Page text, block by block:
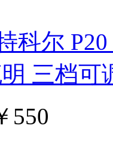
科尔
三档
550